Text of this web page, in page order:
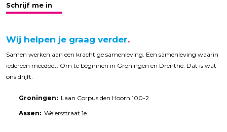
Wij helpen je graag verder
Samen werken aan een krachtige samenleving. Een samenleving waarin
iedereen meedoet. Om te beginnen in Groningen en Drenthe. Dat is wat
ons drijft.
Groningen: Laan Corpus den Hoorn 100-2
Assen: Weiersstraat 1e
Schrijf me in